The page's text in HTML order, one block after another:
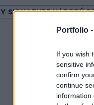
Portfolio -
If you wish
sensitive
confirm
continue
information
SIGNATURE HÁBORÚ
ELŐFIZETŐI
2026. május 06. 13:47